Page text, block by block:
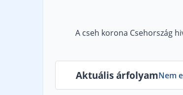
A cseh korona Csehország
Aktuális árfolyamNem